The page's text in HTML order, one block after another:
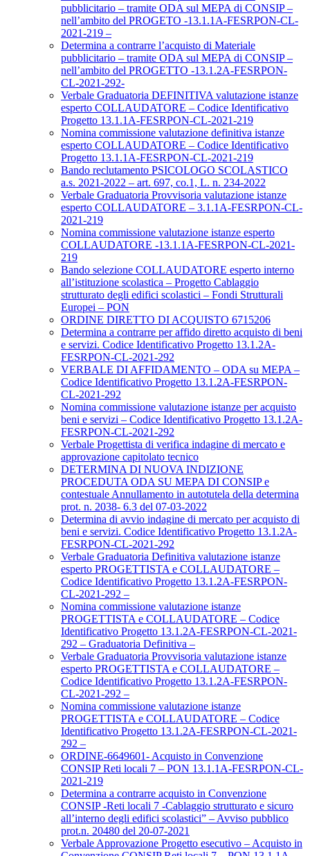
pubblicitario – tramite ODA sul MEPA di CONSIP –
nell’ambito del PROGETO -13.1.1A-FESRPON-CL-
2021-219 –
Determina a contrarre l’acquisto di Materiale
pubblicitario – tramite ODA sul MEPA di CONSIP –
nell’ambito del PROGETTO -13.1.2A-FESRPON-
CL-2021-292-
Verbale Graduatoria DEFINITIVA valutazione istanze
esperto COLLAUDATORE – Codice Identificativo
Progetto 13.1.1A-FESRPON-CL-2021-219
Nomina commissione valutazione definitiva istanze
esperto COLLAUDATORE – Codice Identificativo
Progetto 13.1.1A-FESRPON-CL-2021-219
Bando reclutamento PSICOLOGO SCOLASTICO
a.s. 2021-2022 – art. 697, co.1, L. n. 234-2022
Verbale Graduatoria Provvisoria valutazione istanze
esperto COLLAUDATORE – 3.1.1A-FESRPON-CL-
2021-219
Nomina commissione valutazione istanze esperto
COLLAUDATORE -13.1.1A-FESRPON-CL-2021-
219
Bando selezione COLLAUDATORE esperto interno
all’istituzione scolastica – Progetto Cablaggio
strutturato degli edifici scolastici – Fondi Strutturali
Europei – PON
ORDINE DIRETTO DI ACQUISTO 6715206
Determina a contrarre per affido diretto acquisto di beni
e servizi. Codice Identificativo Progetto 13.1.2A-
FESRPON-CL-2021-292
VERBALE DI AFFIDAMENTO – ODA su MEPA –
Codice Identificativo Progetto 13.1.2A-FESRPON-
CL-2021-292
Nomina commissione valutazione istanze per acquisto
beni e servizi – Codice Identificativo Progetto 13.1.2A-
FESRPON-CL-2021-292
Verbale Progettista di verifica indagine di mercato e
approvazione capitolato tecnico
DETERMINA DI NUOVA INDIZIONE
PROCEDUTA ODA SU MEPA DI CONSIP e
contestuale Annullamento in autotutela della determina
prot. n. 2038- 6.3 del 07-03-2022
Determina di avvio indagine di mercato per acquisto di
beni e servizi. Codice Identificativo Progetto 13.1.2A-
FESRPON-CL-2021-292
Verbale Graduatoria Definitiva valutazione istanze
esperto PROGETTISTA e COLLAUDATORE –
Codice Identificativo Progetto 13.1.2A-FESRPON-
CL-2021-292 –
Nomina commissione valutazione istanze
PROGETTISTA e COLLAUDATORE – Codice
Identificativo Progetto 13.1.2A-FESRPON-CL-2021-
292 – Graduatoria Definitiva –
Verbale Graduatoria Provvisoria valutazione istanze
esperto PROGETTISTA e COLLAUDATORE –
Codice Identificativo Progetto 13.1.2A-FESRPON-
CL-2021-292 –
Nomina commissione valutazione istanze
PROGETTISTA e COLLAUDATORE – Codice
Identificativo Progetto 13.1.2A-FESRPON-CL-2021-
292 –
ORDINE-6649601- Acquisto in Convenzione
CONSIP Reti locali 7 – PON 13.1.1A-FESRPON-CL-
2021-219
Determina a contrarre acquisto in Convenzione
CONSIP -Reti locali 7 -Cablaggio strutturato e sicuro
all’interno degli edifici scolastici” – Avviso pubblico
prot.n. 20480 del 20-07-2021
Verbale Approvazione Progetto esecutivo – Acquisto in